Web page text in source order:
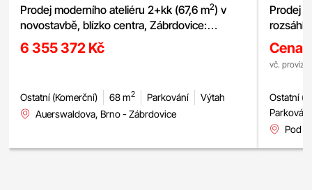
Prodej moderního ateliéru 2+kk (67,6 m2) v
novostavbě, blízko centra, Zábrdovice:
Auerswaldova, možnost garážového stání
6 355 372 Kč
Ostatní (Komerční) 68 m2 Parkování
Výtah
Auerswaldova, Brno - Zábrdovice
Prodej
Cena
vč. provize
Ostatní
Parkování
Pod